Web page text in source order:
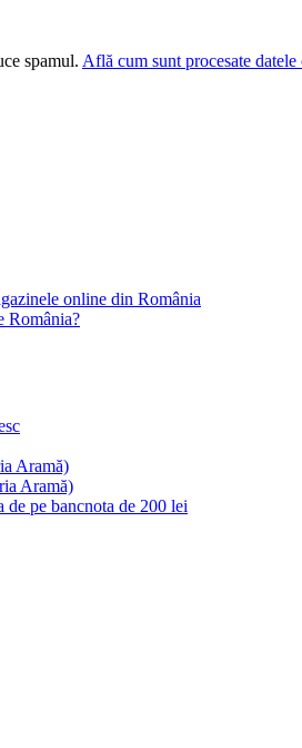
spamul. Află cum sunt procesate
online din România
România?
Aramă)
Aramă)
de pe bancnota de 200 lei